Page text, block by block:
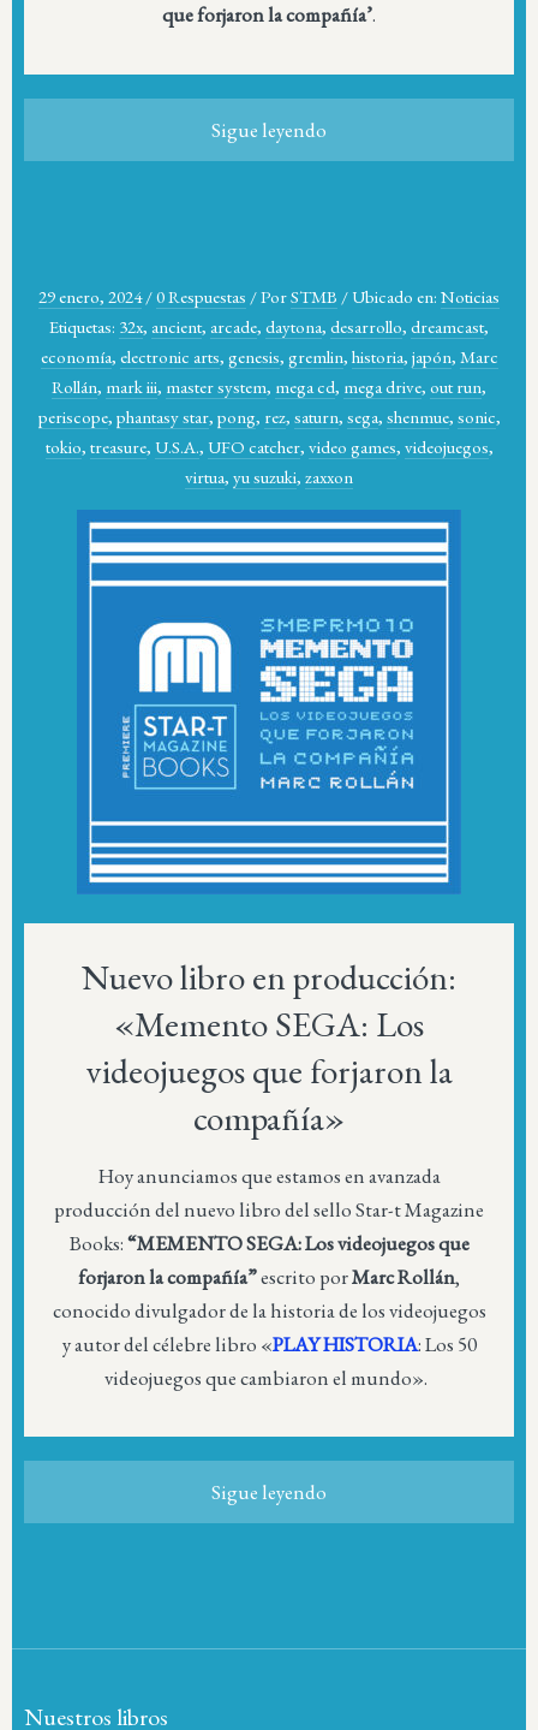
que forjaron la compañía’.
Sigue leyendo
29 enero, 2024 /0 Respuestas /PorSTMB / Ubicado en: Noticias
Etiquetas: 32x, ancient, arcade, daytona, desarrollo, dreamcast,
economía, electronic arts, genesis, gremlin, historia, japón, Marc
Rollán, mark iii, master system, mega cd, mega drive, out run,
periscope, phantasy star, pong, rez, saturn, sega, shenmue, sonic,
tokio, treasure, U.S.A., UFO catcher, video games, videojuegos,
virtua, yu suzuki, zaxxon
Nuevo libro en producción:
«Memento SEGA: Los
videojuegos que forjaron la
compañía»
Hoy anunciamos que estamos en avanzada
producción del nuevo libro del sello Star-t Magazine
Books:“MEMENTO SEGA: Los videojuegos que
forjaron la compañía”escrito porMarc Rollán,
conocido divulgador de la historia de los videojuegos
y autor del célebre libro «PLAY HISTORIA: Los 50
videojuegos que cambiaron el mundo».
Sigue leyendo
Nuestros libros